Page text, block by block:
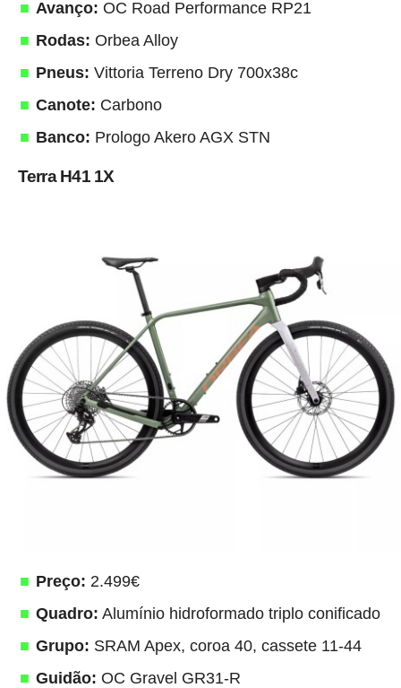
Avanço: OC Road Performance RP21
Rodas: Orbea Alloy
Pneus: Vittoria Terreno Dry 700x38c
Canote: Carbono
Banco: Prologo Akero AGX STN
Terra H41 1X
Preço: 2.499€
Quadro: Alumínio hidroformado triplo conificado
Grupo: SRAM Apex, coroa 40, cassete 11-44
Guidão: OC Gravel GR31-R